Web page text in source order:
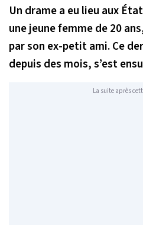
Un drame a eu lieu aux
une jeune femme de 20
par son ex-petit ami. Ce
depuis des mois, s’est
La suite après